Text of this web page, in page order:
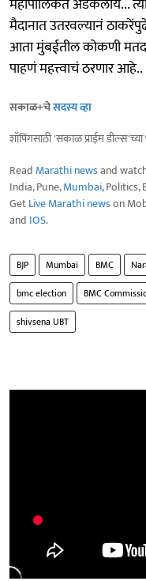
महापालिकेत अडकलाय...
मैदानात उतरवल्यानं
आता मुंबईतील कोकणी
पाहणं महत्त्वाचं ठरणार आहे..
सकाळ+चेसदस्य व्हा
शॉपिंगसाठी 'सकाळ प्राईम
Read Marathi newsand
India, Pune,Mumbai, Politics,
GetLive Marathi newson
and IOS.
BJP Mumbai BMC
bmc election
BMC
shivsena UBT